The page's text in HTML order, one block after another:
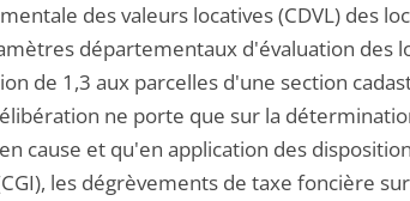
des valeurs locatives (CDVL) des
départementaux d'évaluation des
de 1,3 aux parcelles d'une section
ne porte que sur la
cause et qu'en application des
les dégrèvements de taxe foncière